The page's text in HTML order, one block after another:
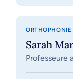
ORTHOPHONIE
Sarah
Professeure